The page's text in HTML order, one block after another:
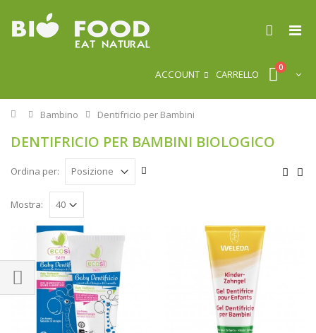
ACCOUNT CARRELLO
0
Home
Bambino Dentifricio per Bambini
DENTIFRICIO PER BAMBINI BIOLOGICO
Ordina per:
Mostra: